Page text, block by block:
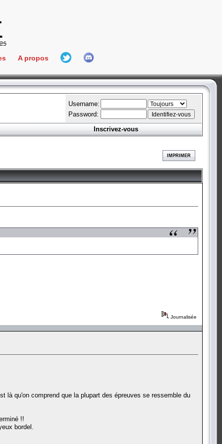
Connect
A propos
L'équipe
Hall Of Fame
Username:
Password:
Inscrivez-vous
IMPRIMER
Journalisée
là qu'on comprend que la plupart des épreuves se ressemble du
!!
bordel.